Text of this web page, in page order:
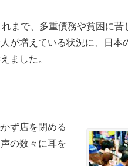
まで、多重債務や貧困に
が増えている状況に、日本
ました。
ず店を閉める
の数々に耳を